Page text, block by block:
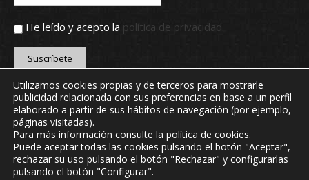
He leído y acepto la política de privacidad.
Copyright © 2024 Real Aero Club de León. Todos los
derechos reservados.
webmaster@realaeroclubdeleon.com
INICIO NOTICIAS CONTACTO
MI CLUB
Utilizamos cookies propias y de terceros para mostrarle
publicidad relacionada con sus preferencias en base a un perfil
elaborado a partir de sus hábitos de navegación (por ejemplo,
páginas visitadas).
Para más información consulte la política de cookies.
Puede aceptar todas las cookies pulsando el botón "Aceptar",
rechazar su uso pulsando el botón "Rechazar" y configurarlas
pulsando el botón "Configurar".